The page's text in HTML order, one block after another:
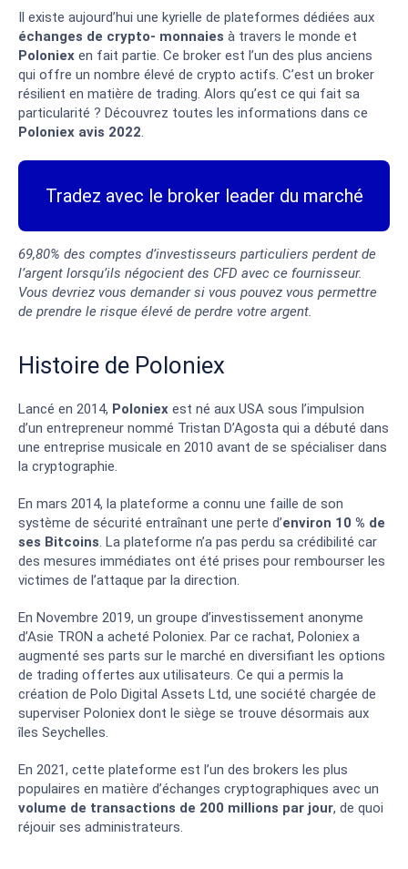
Il existe aujourd’hui une kyrielle de plateformes dédiées aux
échanges de crypto- monnaies à travers le monde et
Poloniex en fait partie. Ce broker est l’un des plus anciens
qui offre un nombre élevé de crypto actifs. C’est un broker
résilient en matière de trading. Alors qu’est ce qui fait sa
particularité ? Découvrez toutes les informations dans ce
Poloniex avis 2022.
Tradez avec le broker leader du marché
69,80% des comptes d’investisseurs particuliers perdent de
l’argent lorsqu’ils négocient des CFD avec ce fournisseur.
Vous devriez vous demander si vous pouvez vous permettre
de prendre le risque élevé de perdre votre argent.
Histoire de Poloniex
Lancé en 2014, Poloniex est né aux USA sous l’impulsion
d’un entrepreneur nommé Tristan D’Agosta qui a débuté dans
une entreprise musicale en 2010 avant de se spécialiser dans
la cryptographie.
En mars 2014, la plateforme a connu une faille de son
système de sécurité entraînant une perte d’environ 10 % de
ses Bitcoins. La plateforme n’a pas perdu sa crédibilité car
des mesures immédiates ont été prises pour rembourser les
victimes de l’attaque par la direction.
En Novembre 2019, un groupe d’investissement anonyme
d’Asie TRON a acheté Poloniex. Par ce rachat, Poloniex a
augmenté ses parts sur le marché en diversifiant les options
de trading offertes aux utilisateurs. Ce qui a permis la
création de Polo Digital Assets Ltd, une société chargée de
superviser Poloniex dont le siège se trouve désormais aux
îles Seychelles.
En 2021, cette plateforme est l’un des brokers les plus
populaires en matière d’échanges cryptographiques avec un
volume de transactions de 200 millions par jour, de quoi
réjouir ses administrateurs.